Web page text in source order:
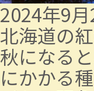
2024年9月
北海道の
秋になる
にかかる